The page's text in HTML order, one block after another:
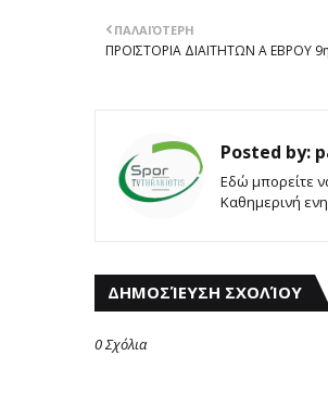
ΠΑΛΑΙΌΤΕΡΗ
ΠΡΟΪΣΤΟΡΙΑ ΔΙΑΙΤΗΤΩΝ Α ΕΒΡΟΥ
Posted by:
Εδώ μπορείτε
Καθημερινή
ΔΗΜΟΣΊΕΥΣΗ ΣΧΟΛΊΟΥ
0 Σχόλια